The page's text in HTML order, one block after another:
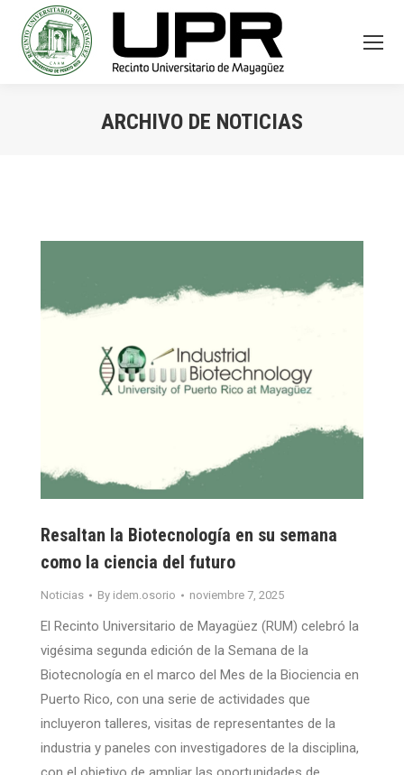
ARCHIVO DE NOTICIAS
Resaltan la Biotecnología en su semana
como la ciencia del futuro
Noticias By idem.osorio noviembre 7, 2025
El Recinto Universitario de Mayagüez (RUM) celebró la
vigésima segunda edición de la Semana de la
Biotecnología en el marco del Mes de la Biociencia en
Puerto Rico, con una serie de actividades que
incluyeron talleres, visitas de representantes de la
industria y paneles con investigadores de la disciplina,